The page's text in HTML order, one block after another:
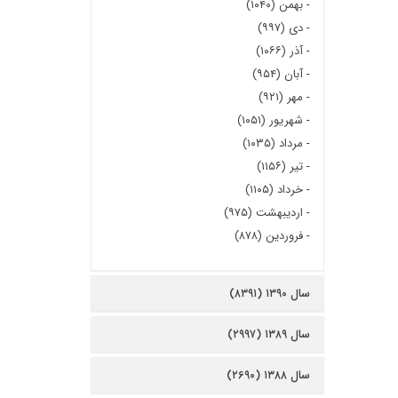
-بهمن (۱۰۴۰)
-دی (۹۹۷)
-آذر (۱۰۶۶)
-آبان (۹۵۴)
- مهر (۹۲۱)
- شهریور (۱۰۵۱)
- مرداد (۱۰۳۵)
-تیر (۱۱۵۶)
-خرداد (۱۱۰۵)
- اردیبهشت (۹۷۵)
-فروردین (۸۷۸)
سال ۱۳۹۰ (۸۳۹۱)
سال ۱۳۸۹ (۲۹۹۷)
سال ۱۳۸۸ (۲۶۹۰)